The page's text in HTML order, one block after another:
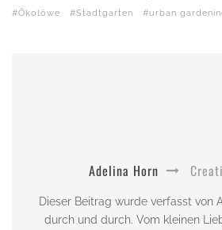
Ökolöwe
Stadtgarten urban
Adelina Horn
Dieser Beitrag wurde verfasst von
durch und durch. Vom kleinen